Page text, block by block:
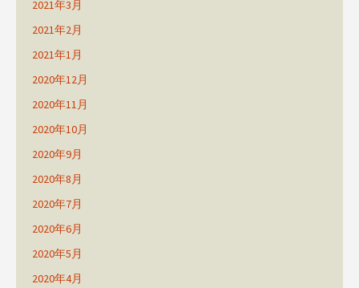
2021年3月
2021年2月
2021年1月
2020年12月
2020年11月
2020年10月
2020年9月
2020年8月
2020年7月
2020年6月
2020年5月
2020年4月